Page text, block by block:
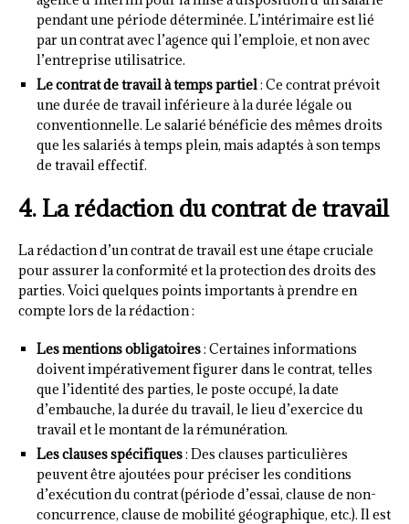
pendant une période déterminée. L’intérimaire est lié
par un contrat avec l’agence qui l’emploie, et non avec
l’entreprise utilisatrice.
Le contrat de travail à temps partiel: Ce contrat prévoit
une durée de travail inférieure à la durée légale ou
conventionnelle. Le salarié bénéficie des mêmes droits
que les salariés à temps plein, mais adaptés à son temps
de travail effectif.
4. La rédaction du contrat de travail
La rédaction d’un contrat de travail est une étape cruciale
pour assurer la conformité et la protection des droits des
parties. Voici quelques points importants à prendre en
compte lors de la rédaction :
Les mentions obligatoires: Certaines informations
doivent impérativement figurer dans le contrat, telles
que l’identité des parties, le poste occupé, la date
d’embauche, la durée du travail, le lieu d’exercice du
travail et le montant de la rémunération.
Les clauses spécifiques: Des clauses particulières
peuvent être ajoutées pour préciser les conditions
d’exécution du contrat (période d’essai, clause de non-
concurrence, clause de mobilité géographique, etc.). Il est